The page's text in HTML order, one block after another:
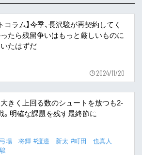
コラム】今季、長沢駿が再契約してく
たら残留争いはもっと厳しいものに
たはずだ
2024/11/20
きく上回る数のシュートを放つも2-
。明確な課題を残す最終節に
場 将輝 #渡邉 新太 #町田 也真人